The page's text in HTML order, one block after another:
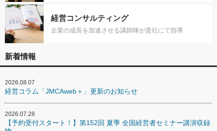
経営コンサルティング
企業の成長を加速させる講師陣が貴社にて指導
新着情報
2026.08.07
経営コラム「JMCAweb＋」更新のお知らせ
2026.07.28
【予約受付スタート！】第152回 夏季 全国経営者セミナー講演収録